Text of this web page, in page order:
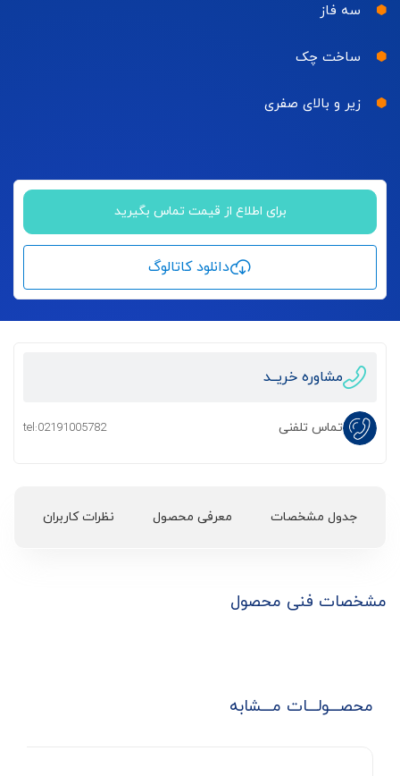
سه فاز
ساخت چک
زیر و بالای صفری
برای اطلاع از قیمت تماس بگیرید
دانلود کاتالوگ
مشاوره خریــد
تماس تلفنی tel:02191005782
جدول مشخصات معرفی محصول نظرات کاربران
مشخصات فنی محصول
محصـــولـــات مـــشابه